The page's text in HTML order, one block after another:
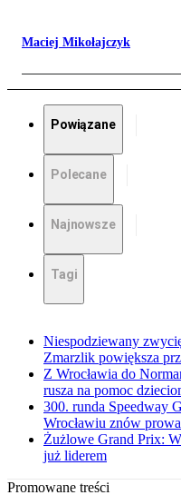
Maciej Mikołajczyk
Powiązane
Polecane
Najnowsze
Tagi
Niespodziewany
Zmarzlik powiększa
Z Wrocławia do
rusza na pomoc
300. runda Speedway
Wrocławiu znów
Żużlowe Grand Prix:
już liderem
Promowane treści